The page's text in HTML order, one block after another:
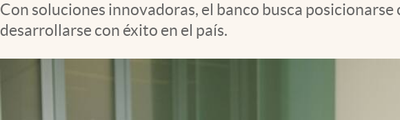
El Cronista Studio
Con soluciones innovadoras, el banco busca
desarrollarse con éxito en el país.